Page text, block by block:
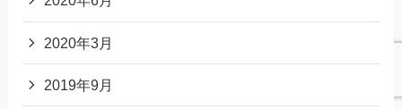
2020年3月
2019年9月